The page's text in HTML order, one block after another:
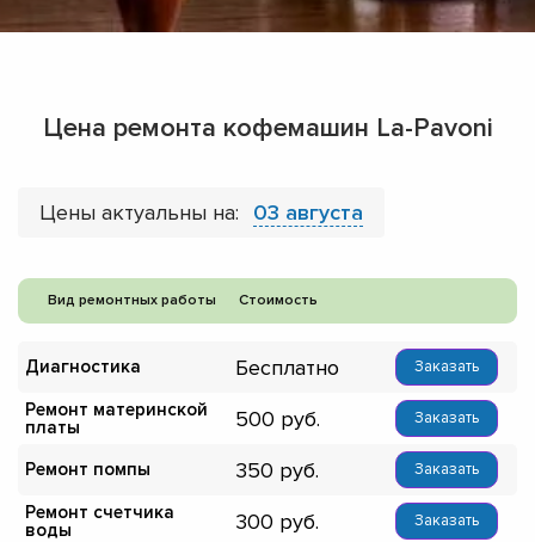
Цена ремонта кофемашин La-Pavoni
Цены актуальны на: 03 августа
Вид ремонтных работы Стоимость
Диагностика Бесплатно Заказать
Ремонт материнской
платы
500 Заказать
Ремонт помпы 350 Заказать
Ремонт счетчика
воды
300 Заказать